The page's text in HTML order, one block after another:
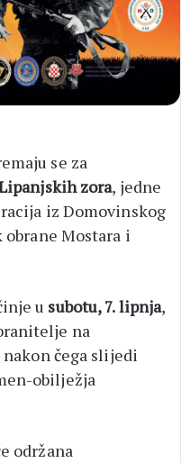
se za
zora, jedne
iz Domovinskog
Mostara i
u subotu, 7. lipnja,
na
čega slijedi
obilježja
održana